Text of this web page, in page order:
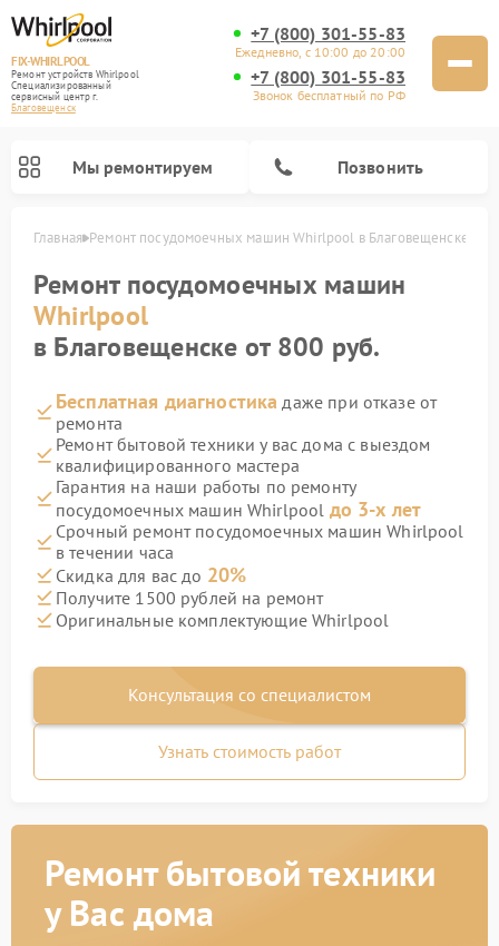
FIX-WHIRLPOOL
Ремонт устройств Whirlpool
Специализированный
cервисный центр г.
Благовещенск
+7 (800) 301-55-83
Ежедневно, с 10:00 до 20:00
+7 (800) 301-55-83
Звонок бесплатный по РФ
Мы ремонтируем Позвонить
Главная Ремонт посудомоечных машин Whirlpool в Благовещенске
Ремонт посудомоечных машин
Whirlpool
в Благовещенске от 800 руб.
Бесплатная диагностика даже при отказе от
ремонта
Ремонт бытовой техники у вас дома с выездом
квалифицированного мастера
Гарантия на наши работы по ремонту
посудомоечных машин Whirlpool до 3-х лет
Срочный ремонт посудомоечных машин Whirlpool
в течении часа
Скидка для вас до 20%
Получите 1500 рублей на ремонт
Оригинальные комплектующие Whirlpool
Консультация со специалистом
Узнать стоимость работ
Ремонт бытовой техники
у Вас дома